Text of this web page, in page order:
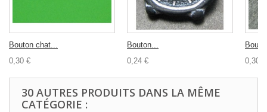
Bouton chat...
0,30 €
Bouton...
0,24 €
0,30 €
30 AUTRES PRODUITS DANS LA MÊME
CATÉGORIE :